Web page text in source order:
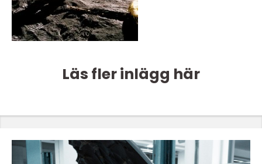
Läs fler inlägg här